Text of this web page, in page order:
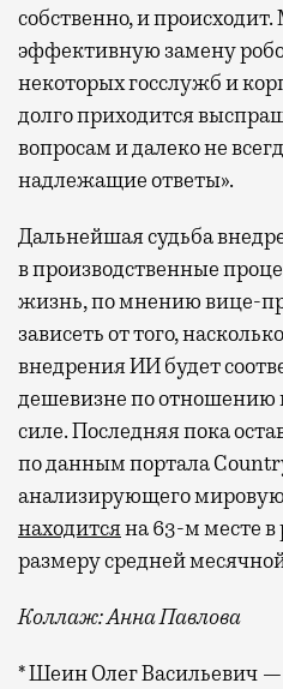
собственно, и
эффективную замену
некоторых госслужб и
долго приходится
вопросам и далеко не
надлежащие ответы».
Дальнейшая судьба
в производственные
жизнь, по мнению вице-
зависеть от того,
внедрения ИИ будет
дешевизне по отношению
силе. Последняя пока
по данным портала
анализирующего мировую
находитсяна 63-м месте в
размеру средней
Коллаж: Анна Павлова
* Шеин Олег Васильевич